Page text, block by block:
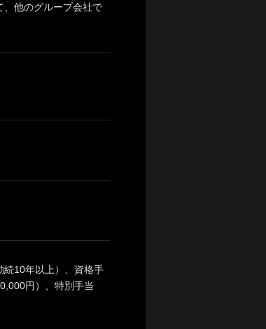
、他のグループ会社で
続10年以上）、資格手
円）、特別手当